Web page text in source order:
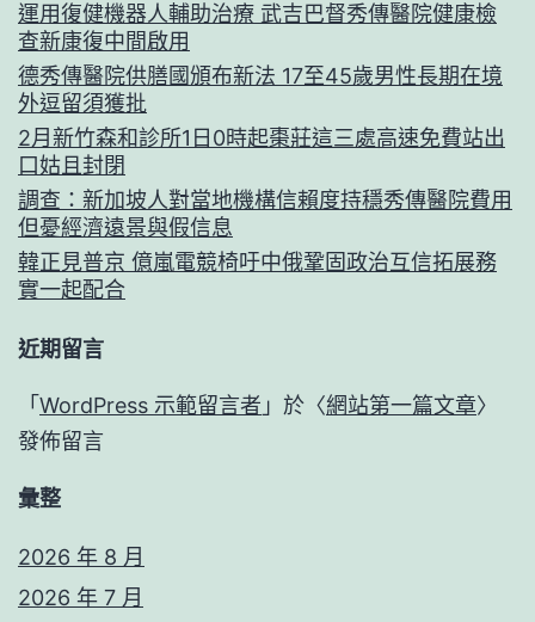
運用復健機器人輔助治療 武吉巴督秀傳醫院健康檢
查新康復中間啟用
德秀傳醫院供膳國頒布新法 17至45歲男性長期在境
外逗留須獲批
2月新竹森和診所1日0時起棗莊這三處高速免費站出
口姑且封閉
調查：新加坡人對當地機構信賴度持穩秀傳醫院費用
但憂經濟遠景與假信息
韓正見普京 億嵐電競椅吁中俄鞏固政治互信拓展務
實一起配合
近期留言
「 WordPress 示範留言者 」於〈網站第一篇文章〉
發佈留言
彙整
2026 年 8 月
2026 年 7 月